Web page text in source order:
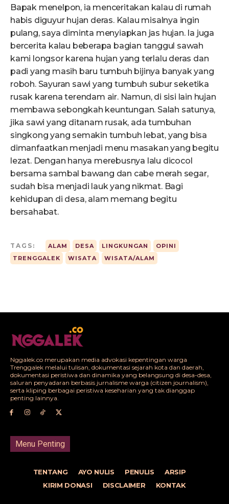
Bapak menelpon, ia menceritakan kalau di rumah
habis diguyur hujan deras. Kalau misalnya ingin
pulang, saya diminta menyiapkan jas hujan. Ia juga
bercerita kalau beberapa bagian tanggul sawah
kami longsor karena hujan yang terlalu deras dan
padi yang masih baru tumbuh bijinya banyak yang
roboh. Sayuran sawi yang tumbuh subur seketika
rusak karena terendam air. Namun, di sisi lain hujan
membawa sebongkah keuntungan. Salah satunya,
jika sawi yang ditanam rusak, ada tumbuhan
singkong yang semakin tumbuh lebat, yang bisa
dimanfaatkan menjadi menu masakan yang begitu
lezat. Dengan hanya merebusnya lalu dicocol
bersama sambal bawang dan cabe merah segar,
sudah bisa menjadi lauk yang nikmat. Bagi
kehidupan di desa, alam memang begitu
bersahabat.
TAGS: ALAM DESA LINGKUNGAN
OPINI
TRENGGALEK
WISATA WISATA/ALAM
Nggalek.co merupakan media advokasi kepentingan warga
Trenggalek melalui tulisan, dokumentasi sejarah kota dan daerah,
dokumentasi peristiwa dan dinamika yang belangsung di desa-desa,
saluran penyadaran berbasis jurnalisme warga (citizen journalism),
serta kliping berbagai peristiwa keseharian yang tak dianggap
penting lainnya.
Menu Penting
TENTANG AYO NULIS PENULIS
ARSIP
KIRIM DONASI
DISCLAIMER KONTAK